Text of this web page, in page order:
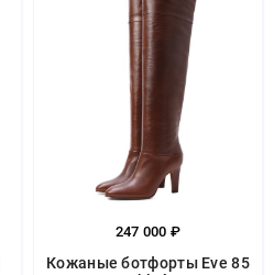
247 000 ₽
Кожаные ботфорты Eve 85